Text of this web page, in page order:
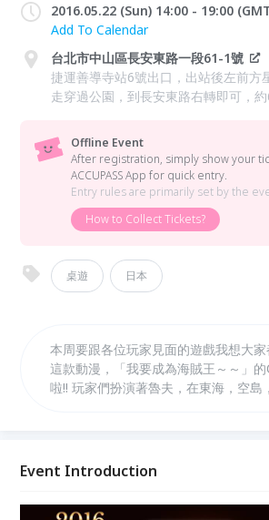
2016.05.22 (Sun) 14:00 - 19:00
Add To Calendar
台北市中山區長安東路一段61-1號
捷運善導寺站6號出口，出站後左前方
走穿過公園，到長安東路右轉即可，
Offline Event
After registration, simply show your
ACCUPASS App for quick entry.
Entry rules are primarily set by the
How to Collect Tickets?
桌遊 日本
本周要跟各位玩家見面的遊戲我想大
這款動漫，「我要成為海賊王～～」
啦!! 玩家們扮演著魯夫，在東海，空島
Event Introduction